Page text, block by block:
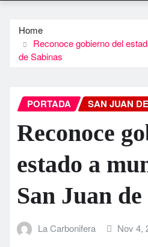
Home
Reconoce gobierno del
de Sabinas
PORTADA SAN JUAN
Reconoce
estado a
San Juan
La Carbonifera Nov 4,